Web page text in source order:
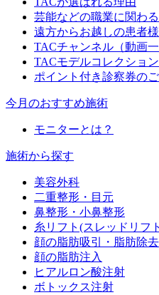
芸能などの職業に関わ
遠方からお越しの患者
TACチャンネル（動画一
TACモデルコレクション
ポイント付き診察券の
今月のおすすめ施術
モニターとは？
施術から探す
美容外科
二重整形・目元
鼻整形・小鼻整形
糸リフト(スレッドリフ
顔の脂肪吸引・脂肪除去
顔の脂肪注入
ヒアルロン酸注射
ボトックス注射